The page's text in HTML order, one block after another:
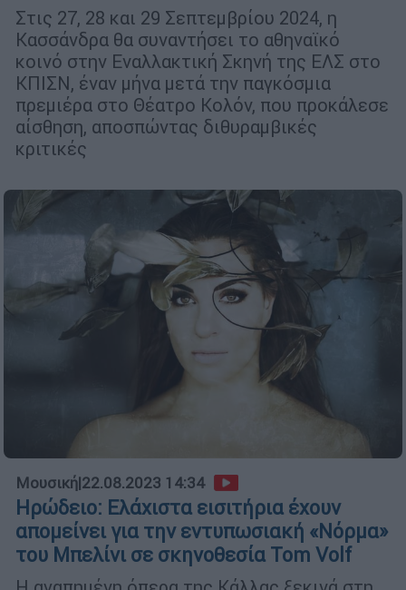
Στις 27, 28 και 29 Σεπτεμβρίου 2024, η
Κασσάνδρα θα συναντήσει το αθηναϊκό
κοινό στην Εναλλακτική Σκηνή της ΕΛΣ στο
ΚΠΙΣΝ, έναν μήνα μετά την παγκόσμια
πρεμιέρα στο Θέατρο Κολόν, που προκάλεσε
αίσθηση, αποσπώντας διθυραμβικές
κριτικές
Μουσική|22.08.2023 14:34
Ηρώδειο: Ελάχιστα εισιτήρια έχουν
απομείνει για την εντυπωσιακή «Νόρμα»
του Μπελίνι σε σκηνοθεσία Tom Volf